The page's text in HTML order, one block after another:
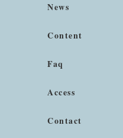
News
Content
Faq
Access
Contact